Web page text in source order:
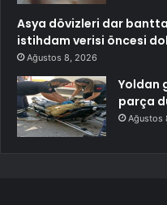
Asya dövizleri dar
istihdam verisi öncesi
Ağustos 8, 2026
Yoldan
parça
Ağustos